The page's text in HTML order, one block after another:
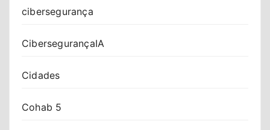
cibersegurança
CibersegurançaIA
Cidades
Cohab 5